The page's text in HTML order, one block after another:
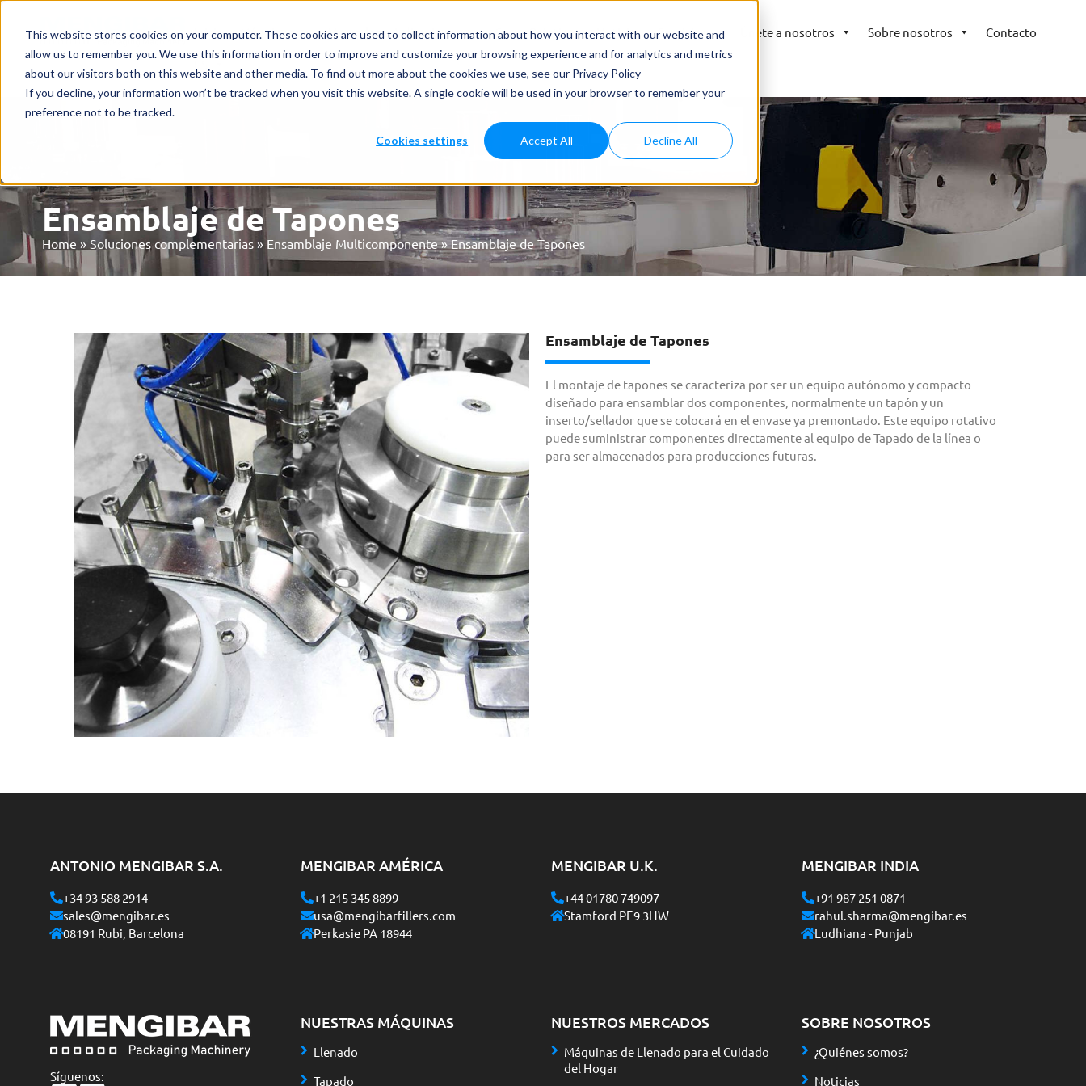
This website stores cookies on your computer. These cookies are used to collect information about how you interact with our website and
allow us to remember you. We use this information in order to improve and customize your browsing experience and for analytics and metrics
about our visitors both on this website and other media. To find out more about the cookies we use, see our Privacy Policy
If you decline, your information won’t be tracked when you visit this website. A single cookie will be used in your browser to remember your
preference not to be tracked.
Cookies settings Accept All Decline All
Inicio Máquinas Mercados y Aplicaciones Casos Prácticos Noticias Servicios Únete a nosotros Sobre nosotros Contacto
Ensamblaje de Tapones
Home » Soluciones complementarias »Ensamblaje Multicomponente»Ensamblaje de Tapones
Ensamblaje de Tapones
El montaje de tapones se caracteriza por ser un equipo autónomo y compacto
diseñado para ensamblar dos componentes, normalmente un tapón y un
inserto/sellador que se colocará en el envase ya premontado. Este equipo rotativo
puede suministrar componentes directamente al equipo de Tapado de la línea o
para ser almacenados para producciones futuras.
ANTONIO MENGIBAR S.A.
+34 93 588 2914
sales@mengibar.es
08191 Rubi, Barcelona
MENGIBAR AMÉRICA
+1 215 345 8899
usa@mengibarfillers.com
Perkasie PA 18944
MENGIBAR U.K.
+44 01780 749097
Stamford PE9 3HW
MENGIBAR INDIA
+91 987 251 0871
rahul.sharma@mengibar.es
Ludhiana - Punjab
Síguenos:
NUESTRAS MÁQUINAS
Llenado
Tapado
NUESTROS MERCADOS
Máquinas de Llenado para el Cuidado
del Hogar
SOBRE NOSOTROS
¿Quiénes somos?
Noticias